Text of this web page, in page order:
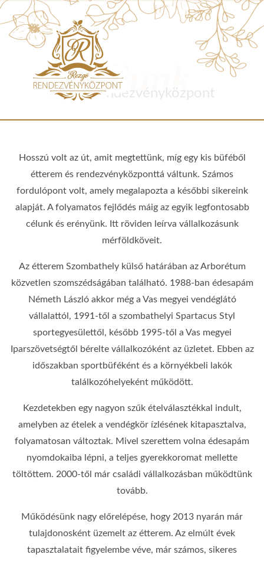
Rólunk
Rezgő Rendezvényközpont
Hosszú volt az út, amit megtettünk, míg egy kis büféből
étterem és rendezvényközponttá váltunk. Számos
fordulópont volt, amely megalapozta a későbbi sikereink
alapját. A folyamatos fejlődés máig az egyik legfontosabb
célunk és erényünk. Itt röviden leírva vállalkozásunk
mérföldköveit.
Az étterem Szombathely külső határában az Arborétum
közvetlen szomszédságában található. 1988-ban édesapám
Németh László akkor még a Vas megyei vendéglátó
vállalattól, 1991-től a szombathelyi Spartacus Styl
sportegyesülettől, később 1995-től a Vas megyei
Iparszövetségtől bérelte vállalkozóként az üzletet. Ebben az
időszakban sportbüféként és a környékbeli lakók
találkozóhelyeként működött.
Kezdetekben egy nagyon szűk ételválasztékkal indult,
amelyben az ételek a vendégkör ízlésének kitapasztalva,
folyamatosan változtak. Mivel szerettem volna édesapám
nyomdokaiba lépni, a teljes gyerekkoromat mellette
töltöttem. 2000-től már családi vállalkozásban működtünk
tovább.
Működésünk nagy előrelépése, hogy 2013 nyarán már
tulajdonosként üzemelt az étterem. Az elmúlt évek
tapasztalatait figyelembe véve, már számos, sikeres